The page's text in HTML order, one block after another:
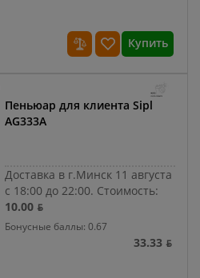
Купить
Пеньюар для клиента Sipl
AG333A
Доставка в г.Минск 11 августа
с 18:00 до 22:00. Стоимость:
10.00 ƃ
Бонусные баллы: 0.67
33.33 ƃ